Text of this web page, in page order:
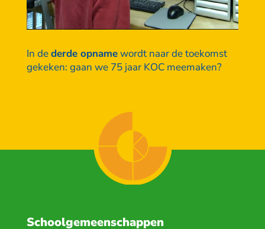
In dederde opnamewordt naar de toekomst
gekeken: gaan we 75 jaar KOC meemaken?
Schoolgemeenschappen